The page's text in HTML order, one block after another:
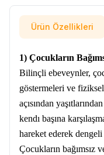
Ürün Özellikleri
1) Çocukların
Bilinçli ebeveynler,
göstermeleri ve
açısından
kendı başına
hareket ederek
Çocukların bağımsız